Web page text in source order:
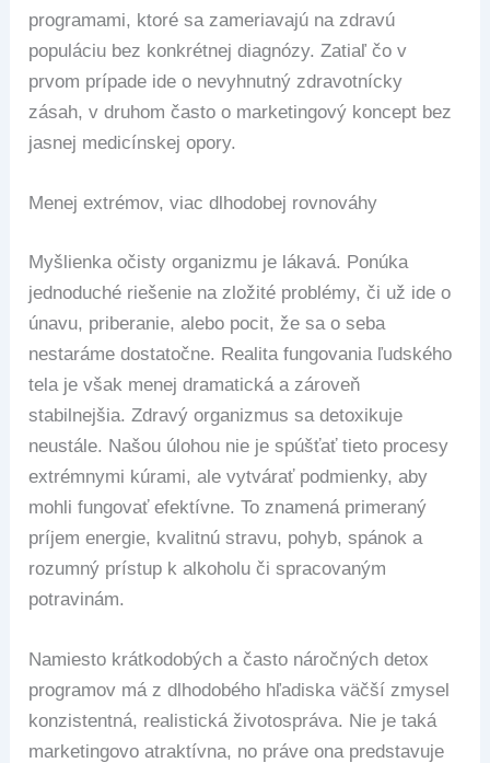
programami, ktoré sa zameriavajú na zdravú
populáciu bez konkrétnej diagnózy. Zatiaľ čo v
prvom prípade ide o nevyhnutný zdravotnícky
zásah, v druhom často o marketingový koncept bez
jasnej medicínskej opory.
Menej extrémov, viac dlhodobej rovnováhy
Myšlienka očisty organizmu je lákavá. Ponúka
jednoduché riešenie na zložité problémy, či už ide o
únavu, priberanie, alebo pocit, že sa o seba
nestaráme dostatočne. Realita fungovania ľudského
tela je však menej dramatická a zároveň
stabilnejšia. Zdravý organizmus sa detoxikuje
neustále. Našou úlohou nie je spúšťať tieto procesy
extrémnymi kúrami, ale vytvárať podmienky, aby
mohli fungovať efektívne. To znamená primeraný
príjem energie, kvalitnú stravu, pohyb, spánok a
rozumný prístup k alkoholu či spracovaným
potravinám.
Namiesto krátkodobých a často náročných detox
programov má z dlhodobého hľadiska väčší zmysel
konzistentná, realistická životospráva. Nie je taká
marketingovo atraktívna, no práve ona predstavuje